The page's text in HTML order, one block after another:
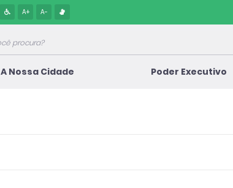
A+ A-
A Nossa Cidade Poder Executivo